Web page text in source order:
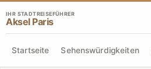
IHR STADTREISEFÜHRER
Aksel Paris
Startseite Sehenswürdigkeiten